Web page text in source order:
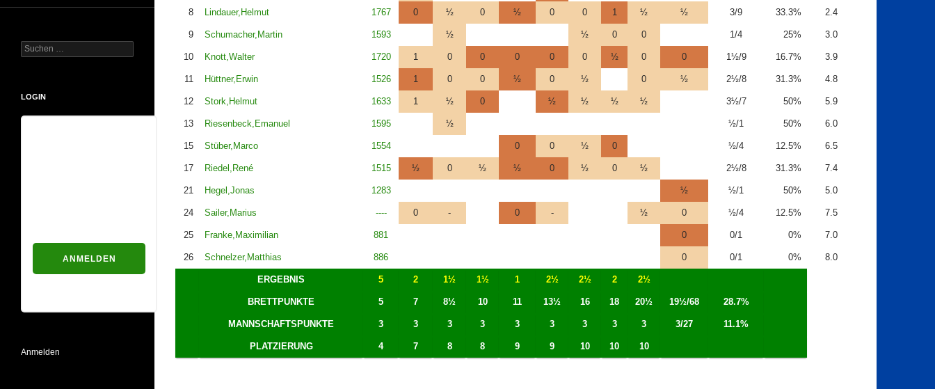
8 Lindauer,Helmut 1767 0 ½ 0 ½ 0 0 1 ½ ½ 3/9 33.3% 2.4
9 Schumacher,Martin 1593 ½ ½ 0 0 1/4 25% 3.0
10 Knott,Walter 1720 1 0 0 0 0 0 ½ 0 0 1½/9 16.7% 3.9
11 Hüttner,Erwin 1526 1 0 0 ½ 0 ½ 0 ½ 2½/8 31.3% 4.8
12 Stork,Helmut 1633 1 ½ 0 ½ ½ ½ ½ 3½/7 50% 5.9
13 Riesenbeck,Emanuel 1595 ½ ½/1 50% 6.0
15 Stüber,Marco 1554 0 0 ½ 0 ½/4 12.5% 6.5
17 Riedel,René 1515 ½ 0 ½ ½ 0 ½ 0 ½ 2½/8 31.3% 7.4
21 Hegel,Jonas 1283 ½ ½/1 50% 5.0
24 Sailer,Marius ---- 0 - 0 - ½ 0 ½/4 12.5% 7.5
25 Franke,Maximilian 881 0 0/1 0% 7.0
26 Schnelzer,Matthias 886 0 0/1 0% 8.0
ERGEBNIS 5 2 1½ 1½ 1 2½ 2½ 2 2½
BRETTPUNKTE 5 7 8½ 10 11 13½ 16 18 20½ 19½/68 28.7%
MANNSCHAFTSPUNKTE 3 3 3 3 3 3 3 3 3 3/27 11.1%
PLATZIERUNG 4 7 8 8 9 9 10 10 10
Suchen
nach:
LOGIN
Anmelden